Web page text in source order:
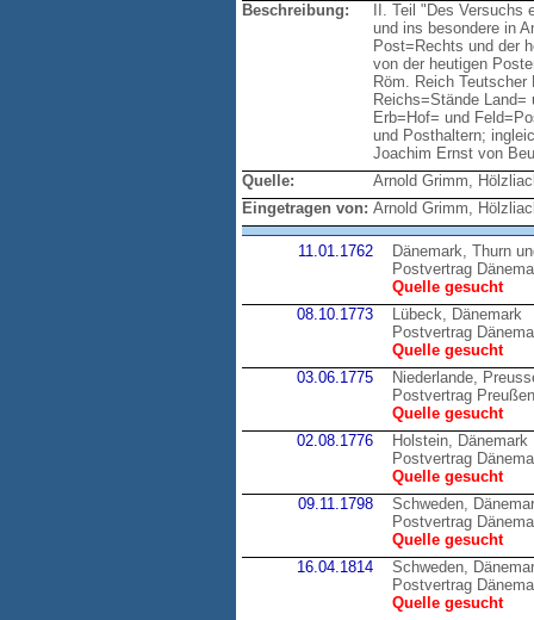
Beschreibung:
II. Teil "Des
und ins besondere in
Post=Rechts und der
von der heutigen
Röm. Reich
Reichs=Stände
Erb=Hof= und
und Posthaltern;
Joachim Ernst von
Quelle:
Arnold Grimm,
Eingetragen von: Arnold Grimm,
11.01.1762
Dänemark, Thurn
Postvertrag
Quelle gesucht
08.10.1773
Lübeck, Dänemark
Postvertrag
Quelle gesucht
03.06.1775
Niederlande,
Postvertrag
Quelle gesucht
02.08.1776
Holstein, Dänemark
Postvertrag
Quelle gesucht
09.11.1798
Schweden,
Postvertrag
Quelle gesucht
16.04.1814
Schweden,
Postvertrag
Quelle gesucht